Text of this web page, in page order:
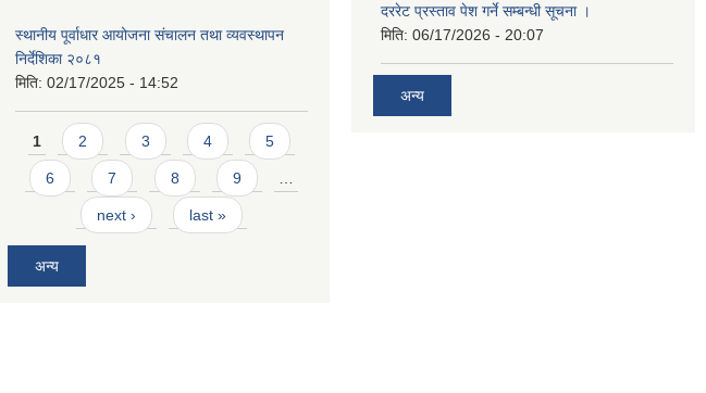
स्थानीय पूर्वाधार आयोजना संचालन तथा व्यवस्थापन
निर्देशिका २०८१
मिति: 02/17/2025 - 14:52
Pages
1 2 3 4 5
6 7 8 9 …
next › last »
अन्य
दररेट प्रस्ताव पेश गर्ने सम्बन्धी सूचना ।
मिति: 06/17/2026 - 20:07
अन्य